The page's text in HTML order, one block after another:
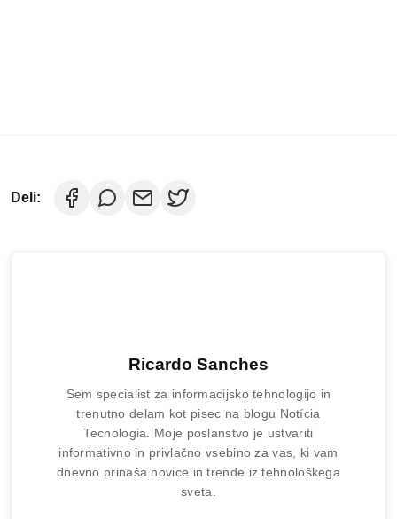
Deli:
Ricardo Sanches
Sem specialist za informacijsko tehnologijo in
trenutno delam kot pisec na blogu Notícia
Tecnologia. Moje poslanstvo je ustvariti
informativno in privlačno vsebino za vas, ki vam
dnevno prinaša novice in trende iz tehnološkega
sveta.